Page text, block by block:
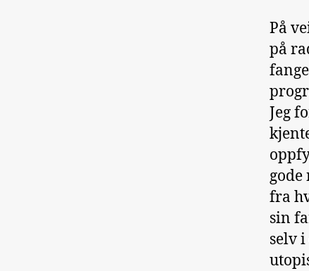
På
på
Jeg
fra
sin
selv